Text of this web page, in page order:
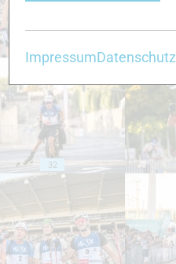
32
ImpressumDatenschutz